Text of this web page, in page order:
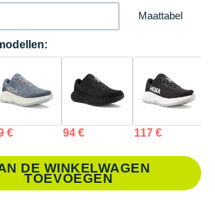
Maattabel
€ 94 € 117 €
DE WINKELWAGEN
TOEVOEGEN